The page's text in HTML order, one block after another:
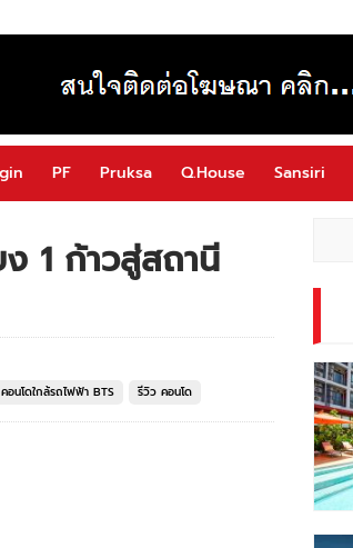
PF Pruksa Q.House Sansiri
1 ก้าวสู่สถานี
คอนโดใกล้รถไฟฟ้า BTS รีวิว คอนโด